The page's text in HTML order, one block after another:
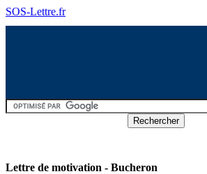
SOS-Lettre.fr
Lettre de motivation - Bucheron